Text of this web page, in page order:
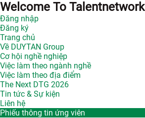
Welcome To Talentnetwork
Đăng nhập
Đăng ký
Trang chủ
Về DUYTAN Group
Cơ hội nghề nghiệp
Việc làm theo ngành nghề
Việc làm theo địa điểm
The Next DTG 2026
Tin tức & Sự kiện
Liên hệ
Phiếu thông tin ứng viên